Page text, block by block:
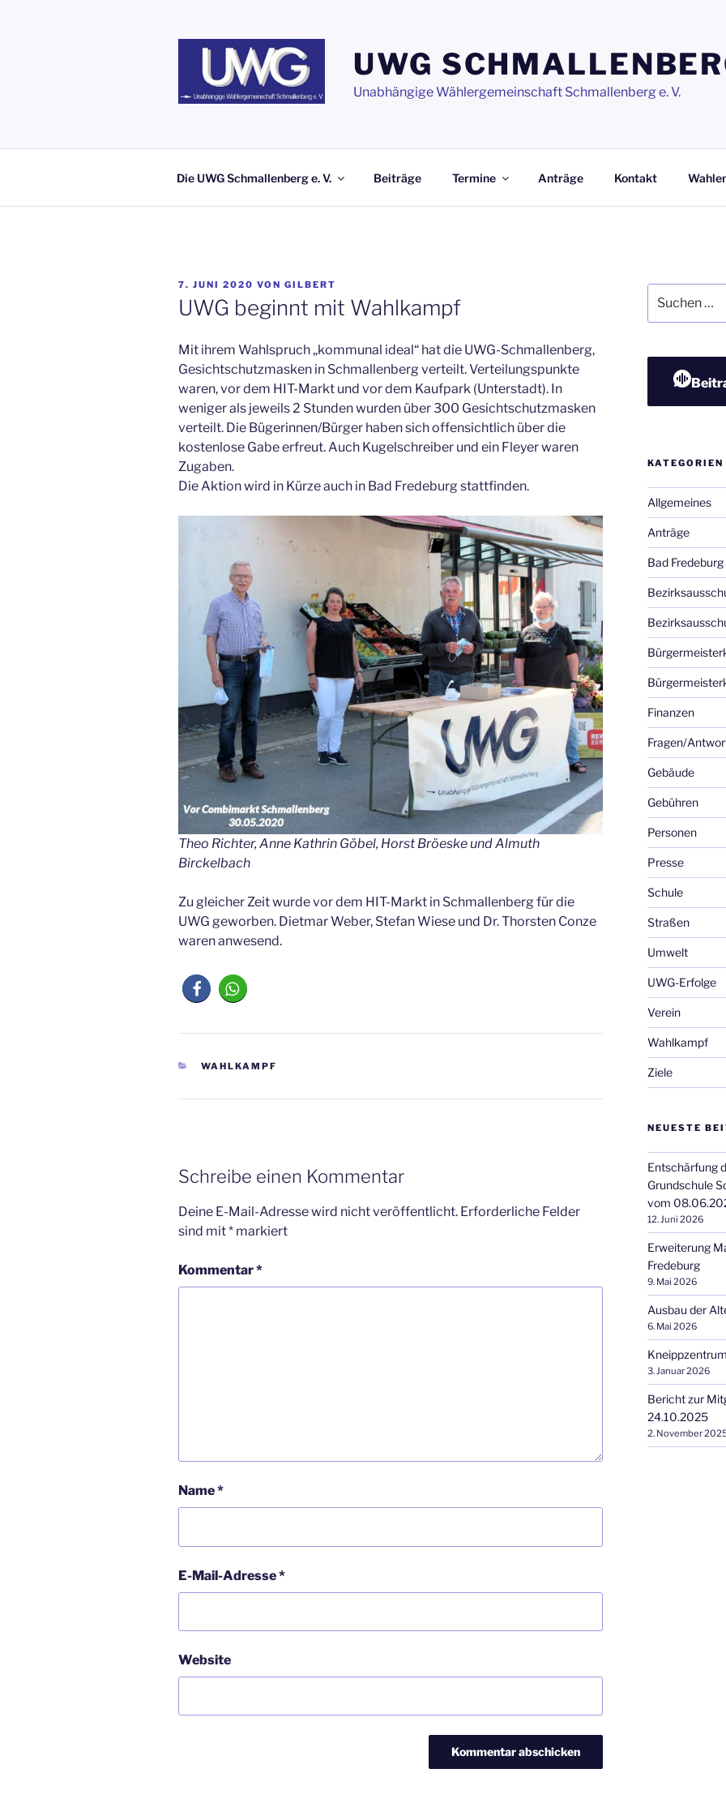
UWG
Unabhängige Wählergemeinschaft Schmallenberg e. V.
Die UWG Schmallenberg e. V. Beiträge Termine Anträge Kontakt
VERÖFFENTLICHT
AM
7. JUNI 2020 VON GILBERT
UWG beginnt mit Wahlkampf
Mit ihrem Wahlspruch „kommunal ideal“ hat die UWG-Schmallenberg,
Gesichtschutzmasken in Schmallenberg verteilt. Verteilungspunkte
waren, vor dem HIT-Markt und vor dem Kaufpark (Unterstadt). In
weniger als jeweils 2 Stunden wurden über 300 Gesichtschutzmasken
verteilt. Die Bügerinnen/Bürger haben sich offensichtlich über die
kostenlose Gabe erfreut. Auch Kugelschreiber und ein Fleyer waren
Zugaben.
Die Aktion wird in Kürze auch in Bad Fredeburg stattfinden.
Theo Richter, Anne Kathrin Göbel, Horst Bröeske und Almuth
Birckelbach
Zu gleicher Zeit wurde vor dem HIT-Markt in Schmallenberg für die
UWG geworben. Dietmar Weber, Stefan Wiese und Dr. Thorsten Conze
waren anwesend.
KATEGORIEN
WAHLKAMPF
Schreibe einen Kommentar
Deine E-Mail-Adresse wird nicht veröffentlicht. Erforderliche Felder
sind mit* markiert
Kommentar*
Name*
E-Mail-Adresse*
Website
nach:
KATEGORIEN
Allgemeines
Anträge
Bad Fredeburg
Finanzen
Fragen/
Gebäude
Gebühren
Personen
Presse
Schule
Straßen
Umwelt
UWG-Erfolge
Verein
Wahlkampf
Ziele
NEUESTE
Entschärfung
Grundschule
vom
12. Juni 2026
Erweiterung
Fredeburg
9. Mai 2026
Ausbau der
6. Mai 2026
3. Januar 2026
Bericht zur
24.10.2025
2. November